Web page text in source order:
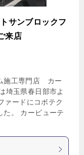
サンブロックフ
来店
施工専門店 カー
埼玉県春日部市よ
ァードにコボテク
た。 カービューテ